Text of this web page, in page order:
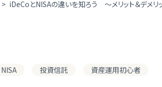
> iDeCoとNISAの違いを知ろう ～メリット＆デメリ
NISA 投資信託 資産運用初心者